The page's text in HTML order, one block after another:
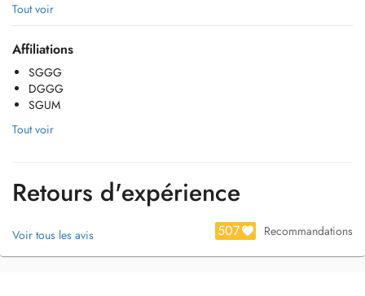
Tout voir
Affiliations
SGGG
DGGG
SGUM
Tout voir
Retours d'expérience
Voir tous les avis 507 Recommandations